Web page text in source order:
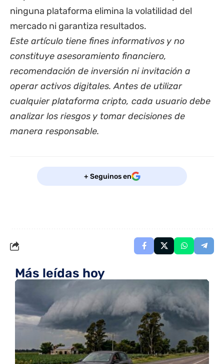
ninguna plataforma elimina la volatilidad del
mercado ni garantiza resultados.
Este artículo tiene fines informativos y no
constituye asesoramiento financiero,
recomendación de inversión ni invitación a
operar activos digitales. Antes de utilizar
cualquier plataforma cripto, cada usuario debe
analizar los riesgos y tomar decisiones de
manera responsable.
+ Seguinos en
Más leídas hoy